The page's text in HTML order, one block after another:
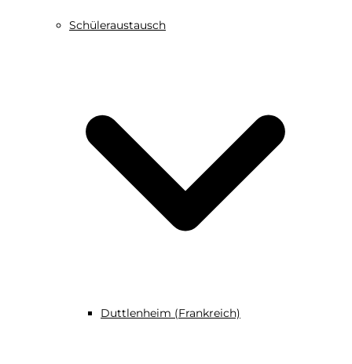
Schüleraustausch
Duttlenheim (Frankreich)